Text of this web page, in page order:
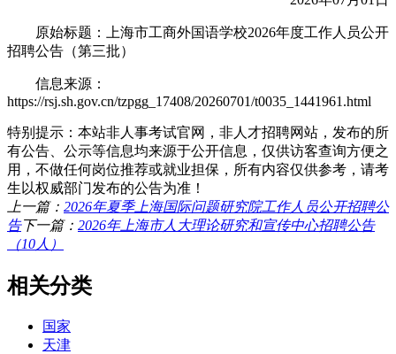
原始标题：上海市工商外国语学校2026年度工作人员公开
招聘公告（第三批）
信息来源：
https://rsj.sh.gov.cn/tzpgg_17408/20260701/t0035_1441961.html
特别提示：本站非人事考试官网，非人才招聘网站，发布的所
有公告、公示等信息均来源于公开信息，仅供访客查询方便之
用，不做任何岗位推荐或就业担保，所有内容仅供参考，请考
生以权威部门发布的公告为准！
上一篇： 2026年夏季上海国际问题研究院工作人员公开招聘公
告下一篇： 2026年上海市人大理论研究和宣传中心招聘公告
（10人）
相关分类
国家
天津